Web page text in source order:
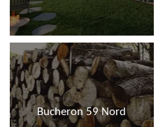
Bucheron 59 Nord